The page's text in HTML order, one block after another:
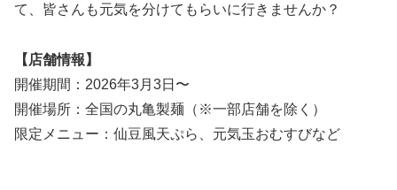
て、皆さんも元気を分けてもらいに行きませんか？
【店舗情報】
開催期間：2026年3月3日〜
開催場所：全国の丸亀製麺（※一部店舗を除く）
限定メニュー：仙豆風天ぷら、元気玉おむすびなど